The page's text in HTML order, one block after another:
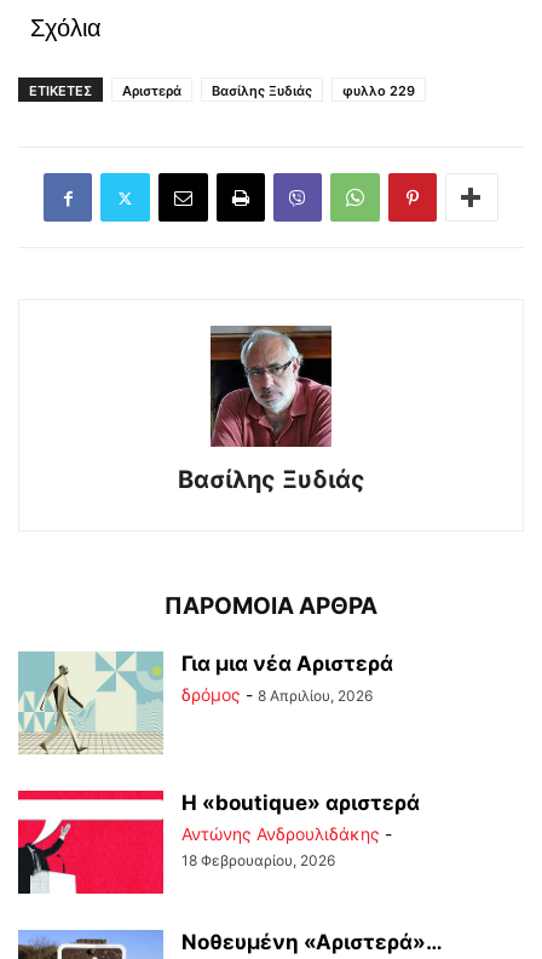
Σχόλια
ΕΤΙΚΕΤΕΣ Αριστερά Βασίλης Ξυδιάς φυλλο 229
Βασίλης Ξυδιάς
ΠΑΡΟΜΟΙΑ ΑΡΘΡΑ
Για μια νέα Αριστερά
δρόμος - 8 Απριλίου, 2026
Η «boutique» αριστερά
Αντώνης Ανδρουλιδάκης -
18 Φεβρουαρίου, 2026
Νοθευμένη «Αριστερά»…